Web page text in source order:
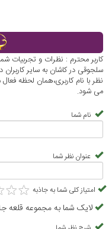
کاربر محترم : نظرات و
سلجوقی در کاشان به سایر
نظر با نام کاربری،همان لحظه
می شود.
نام شما
عنوان نظر شما
امتیاز کلی شما به جاذبه ★★
★★
لایک شما به مجموعه قلعه